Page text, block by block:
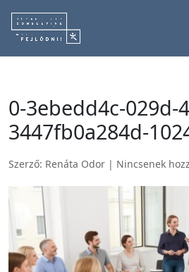
0-3ebedd4c-029d-
3447fb0a284d-
Szerző: Renáta Odor | Nincsenek